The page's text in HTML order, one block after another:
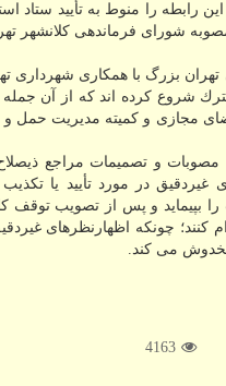
رابطه را منوط به تأیید ستاد
شورای فرماندهی كلانشهر
تهران بزرگ با همكاری شهرداری
شروع كرده اند كه از آن
مجازی و كمیته مدیریت حمل و
و تصمیمات مراجع
در مورد تأیید یا تكذیب
را بپیماید و پس از تصویب توقف
چونكه اظهارنظرهای
می كند.
4163